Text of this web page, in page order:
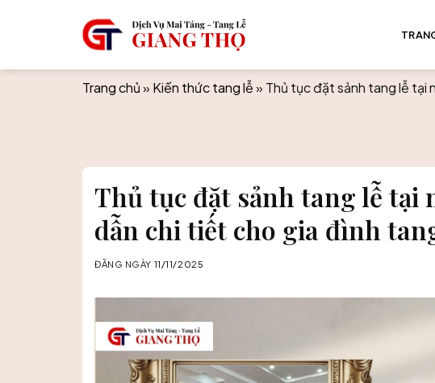
Trang chủ» Kiến thức tang lễ» Thủ tục đặt sảnh tang lễ tại
Thủ tục đặt sảnh tang lễ tại
dẫn chi tiết cho gia đình
ĐĂNG NGÀY 11/11/2025